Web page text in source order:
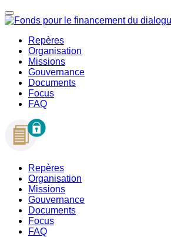
Repères
Organisation
Missions
Gouvernance
Documents
Focus
FAQ
Repères
Organisation
Missions
Gouvernance
Documents
Focus
FAQ